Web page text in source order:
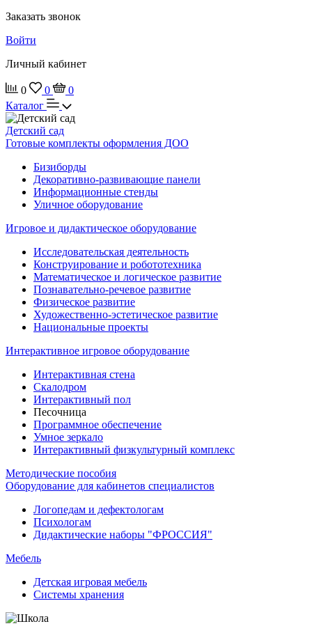
Заказать звонок
Войти
Личный кабинет
0 0
0
Каталог
Детский сад
Готовые комплекты оформления ДОО
Бизиборды
Декоративно-развивающие панели
Информационные стенды
Уличное оборудование
Игровое и дидактическое оборудование
Исследовательская деятельность
Конструирование и робототехника
Математическое и логическое развитие
Познавательно-речевое развитие
Физическое развитие
Художественно-эстетическое развитие
Национальные проекты
Интерактивное игровое оборудование
Интерактивная стена
Скалодром
Интерактивный пол
Песочница
Программное обеспечение
Умное зеркало
Интерактивный физкультурный комплекс
Методические пособия
Оборудование для кабинетов специалистов
Логопедам и дефектологам
Психологам
Дидактические наборы "ФРОССИЯ"
Мебель
Детская игровая мебель
Системы хранения